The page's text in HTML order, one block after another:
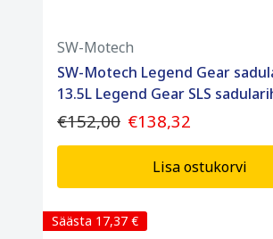
Komplekti kuulub
1 x Legend Gear sadulakott
1 x veekindel sisetasku
4 x aasarihma koos metallist
1 x värvikaitsekile
SW-Motech
SW-Motech Legend Gear
13.5L Legend Gear SLS
€152,00 €138,32
Lisa ostukorvi
Säästa 17,37 €